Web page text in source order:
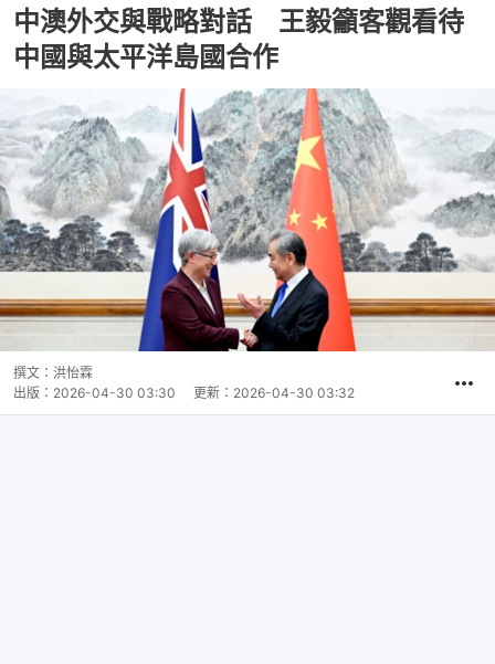
中澳外交與戰略對話 王毅籲客觀看待
中國與太平洋島國合作
撰文： 洪怡霖
出版： 2026-04-30 03:30 更新： 2026-04-30 03:32